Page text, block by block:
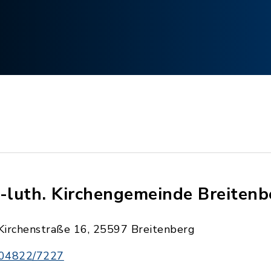
luth. Kirchengemeinde
16, 25597 Breitenberg
7227